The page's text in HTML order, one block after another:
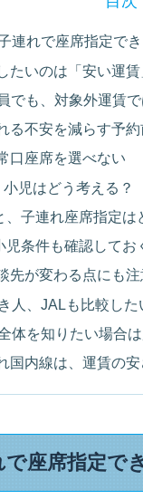
連れで座席指定でき
たいのは「安い運
でも、対象外運賃
る不安を減らす予約
口座席を選べない
児はどう考える？
、子連れ座席指定は
条件も確認してお
先が変わる点にも注
人、JALも比較した
体を知りたい場合
国内線は、運賃の
座席指定で